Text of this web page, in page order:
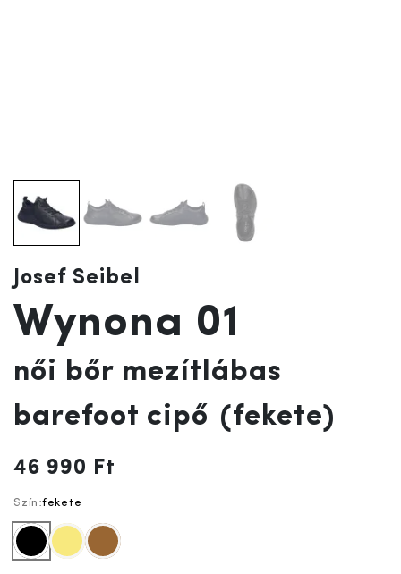
Josef Seibel
Wynona 01
női bőr mezítlábas
barefoot cipő (fekete)
46 990 Ft
Szín:fekete
feketesárgabarna